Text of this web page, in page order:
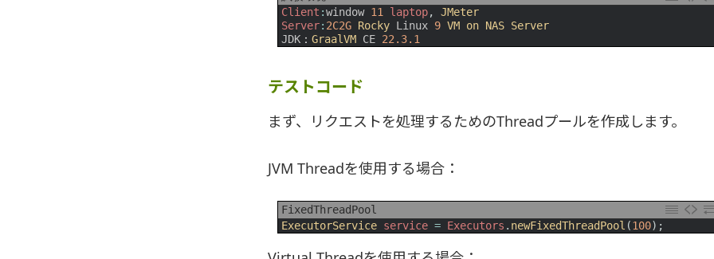
Client :window 11 laptop,
JMeter
Server: 2C2G Rocky Linux 9 VM on NAS Server
JDK ： GraalVM CE 22.3.1
テストコード
まず、リクエストを処理するためのThreadプールを作成します。
JVM Threadを使用する場合：
FixedThreadPool
ExecutorService service = Executors . newFixedThreadPool (100) ;